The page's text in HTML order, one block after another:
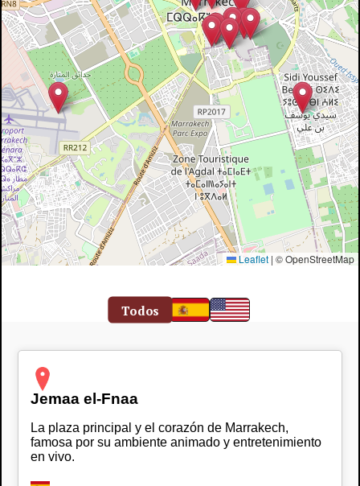
Leaflet | © OpenStreetMap
Todos
Jemaa el-Fnaa
La plaza principal y el corazón de Marrakech,
famosa por su ambiente animado y entretenimiento
en vivo.